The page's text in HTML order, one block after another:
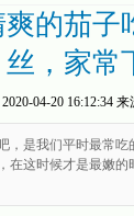
的茄子
丝，家常
2020-04-20 16:12:34来
，是我们平时最常
在这时候才是最嫩